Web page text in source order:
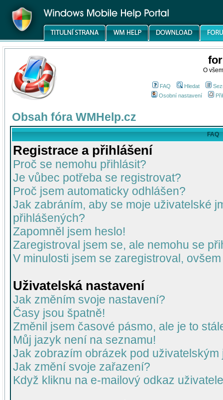
O
FAQ Hledat
Osobní nastavení
Obsah fóra WMHelp.cz
FAQ
Registrace a přihlášení
Proč se nemohu přihlásit?
Je vůbec potřeba se registrovat?
Proč jsem automaticky odhlášen?
Jak zabráním, aby se moje uživatelské
přihlášených?
Zapomněl jsem heslo!
Zaregistroval jsem se, ale nemohu se
V minulosti jsem se zaregistroval,
Uživatelská nastavení
Jak změním svoje nastavení?
Časy jsou špatně!
Změnil jsem časové pásmo, ale je to
Můj jazyk není na seznamu!
Jak zobrazím obrázek pod uživatelským
Jak změní svoje zařazení?
Když kliknu na e-mailový odkaz